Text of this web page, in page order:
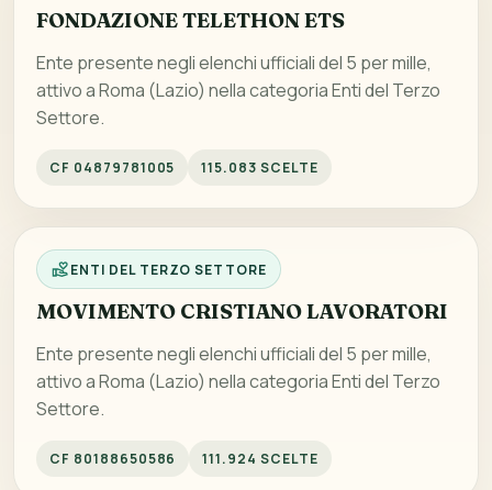
FONDAZIONE TELETHON ETS
Ente presente negli elenchi ufficiali del 5 per mille,
attivo a Roma (Lazio) nella categoria Enti del Terzo
Settore.
CF 04879781005 115.083 SCELTE
ENTI DEL TERZO SETTORE
MOVIMENTO CRISTIANO LAVORATORI
Ente presente negli elenchi ufficiali del 5 per mille,
attivo a Roma (Lazio) nella categoria Enti del Terzo
Settore.
CF 80188650586 111.924 SCELTE